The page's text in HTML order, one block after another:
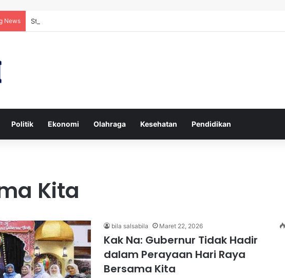
News Strategi Mengatur Ekspektasi Diri untuk Kesehatan Mental yang Lebih Seimbang
Politik Ekonomi Olahraga Kesehatan Pendidikan
Kita
bila salsabila Maret 22, 2026
Kak Na: Gubernur Tidak Hadir
dalam Perayaan Hari Raya
Bersama Kita